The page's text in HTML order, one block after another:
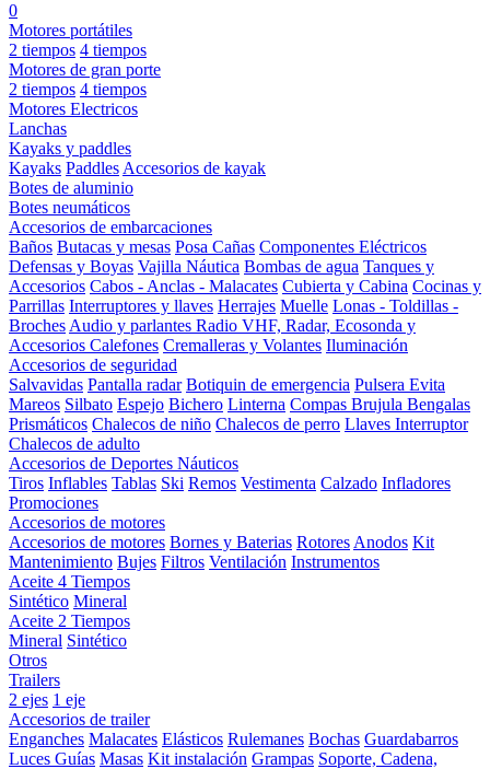
0
Motores portátiles
2 tiempos 4 tiempos
Motores de gran porte
2 tiempos 4 tiempos
Motores Electricos
Lanchas
Kayaks y paddles
Kayaks Paddles Accesorios de kayak
Botes de aluminio
Botes neumáticos
Accesorios de embarcaciones
Baños Butacas y mesas Posa Cañas Componentes Eléctricos
Defensas y Boyas Vajilla Náutica Bombas de agua Tanques y
Accesorios Cabos - Anclas - Malacates Cubierta y Cabina Cocinas y
Parrillas Interruptores y llaves Herrajes Muelle Lonas - Toldillas -
Broches Audio y parlantes Radio VHF, Radar, Ecosonda y
Accesorios Calefones Cremalleras y Volantes Iluminación
Accesorios de seguridad
Salvavidas Pantalla radar Botiquin de emergencia Pulsera Evita
Mareos Silbato Espejo Bichero Linterna Compas Brujula Bengalas
Prismáticos Chalecos de niño Chalecos de perro Llaves Interruptor
Chalecos de adulto
Accesorios de Deportes Náuticos
Tiros Inflables Tablas Ski Remos Vestimenta Calzado Infladores
Promociones
Accesorios de motores
Accesorios de motores Bornes y Baterias Rotores Anodos Kit
Mantenimiento Bujes Filtros Ventilación Instrumentos
Aceite 4 Tiempos
Sintético Mineral
Aceite 2 Tiempos
Mineral Sintético
Otros
Trailers
2 ejes 1 eje
Accesorios de trailer
Enganches Malacates Elásticos Rulemanes Bochas Guardabarros
Luces Guías Masas Kit instalación Grampas Soporte, Cadena,